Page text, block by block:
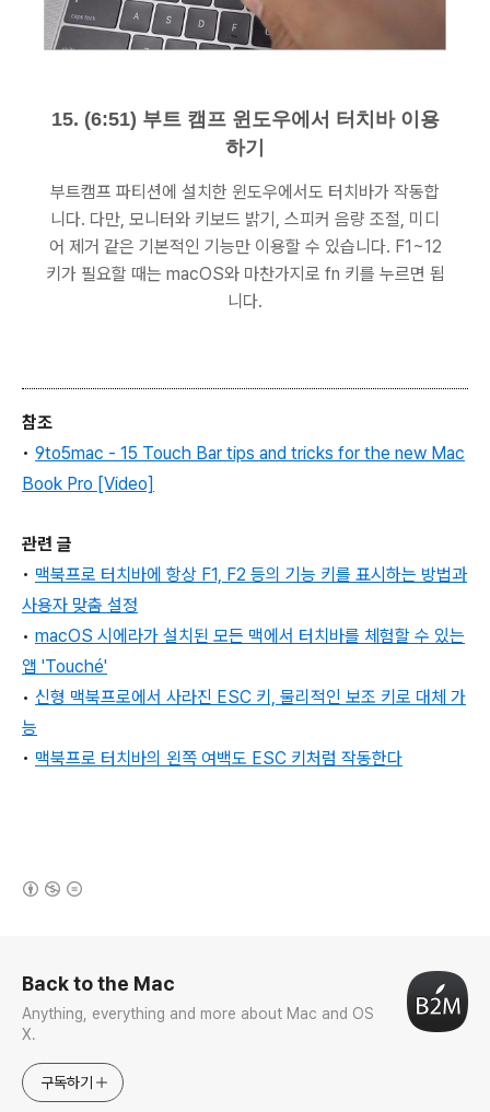
15. (6:51) 부트 캠프 윈도우에서 터치바 이용
하기
부트캠프 파티션에 설치한 윈도우에서도 터치바가 작동합
니다. 다만, 모니터와 키보드 밝기, 스피커 음량 조절, 미디
어 제거 같은 기본적인 기능만 이용할 수 있습니다. F1~12
키가 필요할 때는 macOS와 마찬가지로 fn 키를 누르면 됩
니다.
참조
• 9to5mac - 15 Touch Bar tips and tricks for the new Mac
Book Pro [Video]
관련 글
• 맥북프로 터치바에 항상 F1, F2 등의 기능 키를 표시하는 방법과
사용자 맞춤 설정
• macOS 시에라가 설치된 모든 맥에서 터치바를 체험할 수 있는
앱 'Touché'
• 신형 맥북프로에서 사라진 ESC 키, 물리적인 보조 키로 대체 가
능
• 맥북프로 터치바의 왼쪽 여백도 ESC 키처럼 작동한다
Back to the Mac
Anything, everything and more about Mac and OS
X.
구독하기